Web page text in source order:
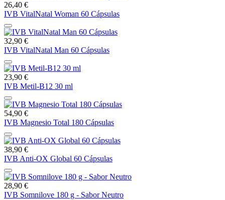
26,40 €
IVB VitalNatal Woman 60 Cápsulas
32,90 €
IVB VitalNatal Man 60 Cápsulas
23,90 €
IVB Metil-B12 30 ml
54,90 €
IVB Magnesio Total 180 Cápsulas
38,90 €
IVB Anti-OX Global 60 Cápsulas
28,90 €
IVB Somnilove 180 g - Sabor Neutro